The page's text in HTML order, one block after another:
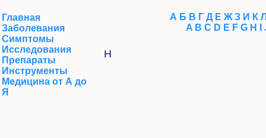
Главная
Заболевания
Симптомы
Исследования
Препараты
Инструменты
Медицина от А до
Я
А Б В Г Д Е Ж З И К
A B C D E F G H
H